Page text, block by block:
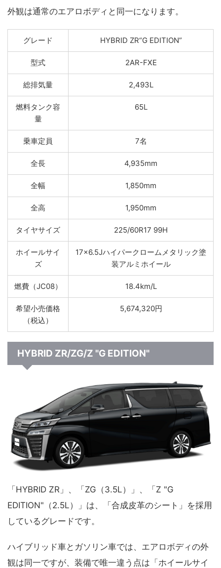
外観は通常のエアロボディと同一になります。
グレード HYBRID ZR“G EDITION”
型式 2AR-FXE
総排気量 2,493L
燃料タンク容
量
65L
乗車定員 7名
全長 4,935mm
全幅 1,850mm
全高 1,950mm
タイヤサイズ 225/60R17 99H
ホイールサイ
ズ
17×6.5Jハイパークロームメタリック塗
装アルミホイール
燃費（JC08） 18.4km/L
希望小売価格
（税込）
5,674,320円
HYBRID ZR/ZG/Z "G EDITION"
「HYBRID ZR」、「ZG（3.5L）」、「Z "G
EDITION"（2.5L）」は、「合成皮革のシート」を採用
しているグレードです。
ハイブリッド車とガソリン車では、エアロボディの外
観は同一ですが、装備で唯一違う点は「ホイールサイ